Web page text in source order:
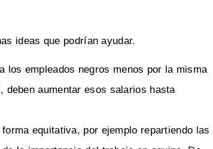
ideas que podrían ayudar.
los empleados negros menos por la misma
deben aumentar esos salarios hasta
equitativa, por ejemplo repartiendo las